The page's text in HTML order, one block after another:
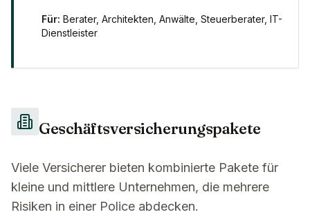
Für: Berater, Architekten, Anwälte, Steuerberater, IT-
Dienstleister
Geschäftsversicherungspakete
Viele Versicherer bieten kombinierte Pakete für
kleine und mittlere Unternehmen, die mehrere
Risiken in einer Police abdecken.